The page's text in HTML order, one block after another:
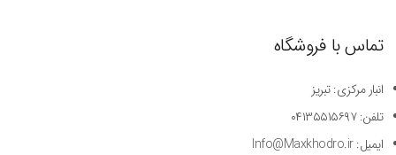
تماس با فروشگاه
انبار مرکزی: تبریز
تلفن: ۰۴۱۳۵۵۱۵۶۹۷
ایمیل: Info@Maxkhodro.ir